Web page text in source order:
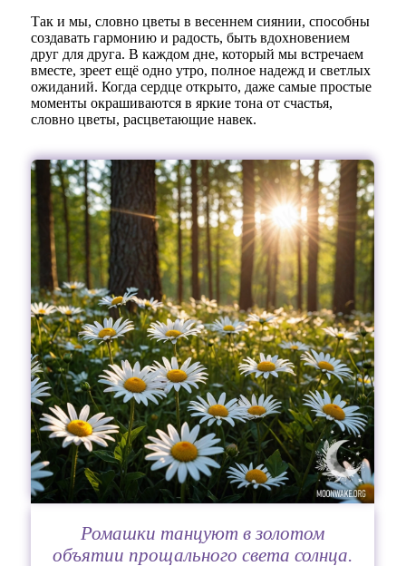
Так и мы, словно цветы в весеннем сиянии, способны
создавать гармонию и радость, быть вдохновением
друг для друга. В каждом дне, который мы встречаем
вместе, зреет ещё одно утро, полное надежд и светлых
ожиданий. Когда сердце открыто, даже самые простые
моменты окрашиваются в яркие тона от счастья,
словно цветы, расцветающие навек.
Ромашки танцуют в золотом
объятии прощального света солнца.